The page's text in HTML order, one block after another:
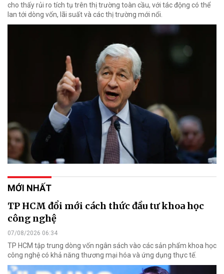
cho thấy rủi ro tích tụ trên thị trường toàn cầu, với tác động có thể
lan tới dòng vốn, lãi suất và các thị trường mới nổi.
MỚI NHẤT
TP HCM đổi mới cách thức đầu tư khoa học
công nghệ
07/08/2026 06:34
TP HCM tập trung dòng vốn ngân sách vào các sản phẩm khoa học
công nghệ có khả năng thương mại hóa và ứng dụng thực tế.